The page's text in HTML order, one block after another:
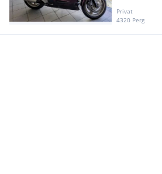
Privat
4320 Perg